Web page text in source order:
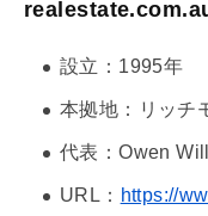
設立：1995年
本拠地：リッチ
代表：Owen
URL： https://